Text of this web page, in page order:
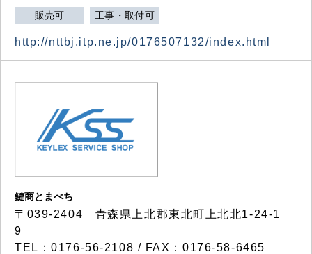
販売可 工事・取付可
http://nttbj.itp.ne.jp/0176507132/index.html
鍵商とまべち
〒039-2404 青森県上北郡東北町上北北1-24-1
9
TEL：0176-56-2108 / FAX：0176-58-6465